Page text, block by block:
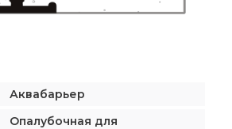
Аквабарьер
Опалубочная для